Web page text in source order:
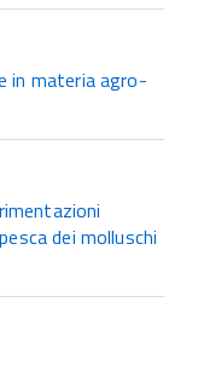
in materia agro-
dei molluschi